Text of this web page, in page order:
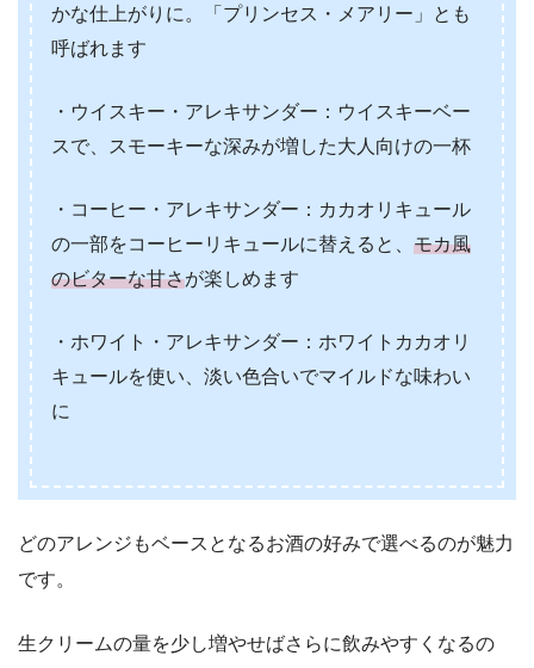
かな仕上がりに。「プリンセス・メアリー」とも
呼ばれます
・ウイスキー・アレキサンダー：ウイスキーベー
スで、スモーキーな深みが増した大人向けの一杯
・コーヒー・アレキサンダー：カカオリキュール
の一部をコーヒーリキュールに替えると、 モカ風
のビターな甘さが楽しめます
・ホワイト・アレキサンダー：ホワイトカカオリ
キュールを使い、淡い色合いでマイルドな味わい
に
どのアレンジもベースとなるお酒の好みで選べるのが魅力
です。
生クリームの量を少し増やせばさらに飲みやすくなるの